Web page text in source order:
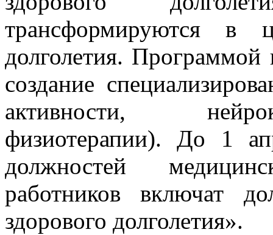
трансформируются в
долголетия. Программой
создание
активности,
физиотерапии). До 1
должностей
работников включат
здорового долголетия».